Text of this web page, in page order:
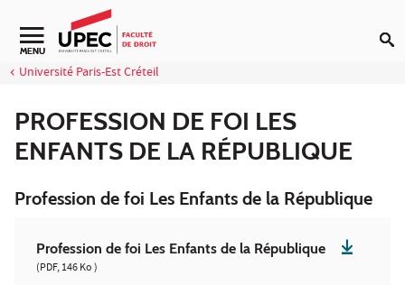
Aller au contenu
MENU
Université Paris-Est Créteil
PROFESSION DE FOI LES
ENFANTS DE LA RÉPUBLIQUE
Profession de foi Les Enfants de la République
Profession de foi Les Enfants de la République
(PDF, 146 Ko )